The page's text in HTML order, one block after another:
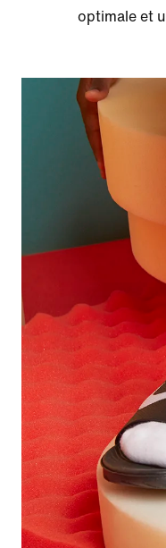
optimale et